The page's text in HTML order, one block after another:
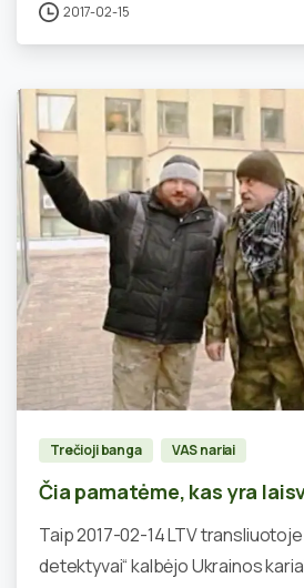
2017-02-15
Trečioji banga VAS nariai
Čia pamatėme, kas yra
Taip 2017-02-14 LTV
detektyvai“ kalbėjo Ukrainos